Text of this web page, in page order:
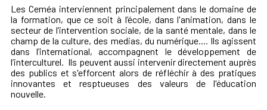
Les Ceméa interviennent principalement dans le domaine de
la formation, que ce soit à l’école, dans l'animation, dans le
secteur de l’intervention sociale, de la santé mentale, dans le
champ de la culture, des medias, du numérique.... Ils agissent
dans l’international, accompagnent le développement de
l’interculturel. Ils peuvent aussi intervenir directement auprès
des publics et s'efforcent alors de réfléchir à des pratiques
innovantes et resptueuses des valeurs de l'éducation
nouvelle.